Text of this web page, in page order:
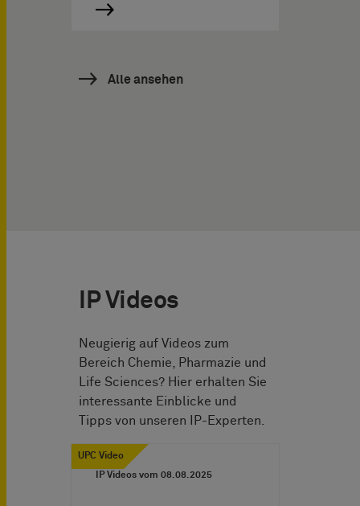
Alle ansehen
IP Videos
Neugierig auf Videos zum
Bereich Chemie, Pharmazie und
Life Sciences? Hier erhalten Sie
interessante Einblicke und
Tipps von unseren IP-Experten.
UPC Video
IP Videos vom 08.08.2025